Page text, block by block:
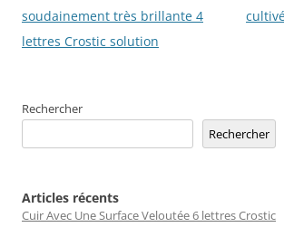
des
articles
soudainement très brillante 4
lettres Crostic solution
Rechercher
Rechercher
Articles récents
Cuir Avec Une Surface Veloutée 6 lettres Crostic